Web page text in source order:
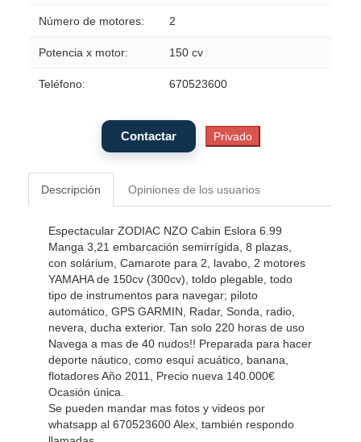
Número de motores: 2
Potencia x motor: 150 cv
Teléfono: 670523600
Descripción Opiniones de los usuarios
Espectacular ZODIAC NZO Cabin Eslora 6.99
Manga 3,21 embarcación semirrígida, 8 plazas,
con solárium, Camarote para 2, lavabo, 2 motores
YAMAHA de 150cv (300cv), toldo plegable, todo
tipo de instrumentos para navegar; piloto
automático, GPS GARMIN, Radar, Sonda, radio,
nevera, ducha exterior. Tan solo 220 horas de uso
Navega a mas de 40 nudos!! Preparada para hacer
deporte náutico, como esquí acuático, banana,
flotadores Año 2011, Precio nueva 140.000€
Ocasión única.
Se pueden mandar mas fotos y videos por
whatsapp al 670523600 Alex, también respondo